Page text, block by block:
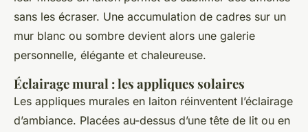
sans les écraser. Une accumulation de cadres sur un
mur blanc ou sombre devient alors une galerie
personnelle, élégante et chaleureuse.
Éclairage mural : les appliques solaires
Les appliques murales en laiton réinventent l’éclairage
d’ambiance. Placées au-dessus d’une tête de lit ou en